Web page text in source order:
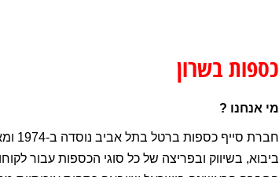
כספות בשרון
מי אנחנו ?
ביבוא, בשיווק ובפריצה של כל סוגי הכספות עבור